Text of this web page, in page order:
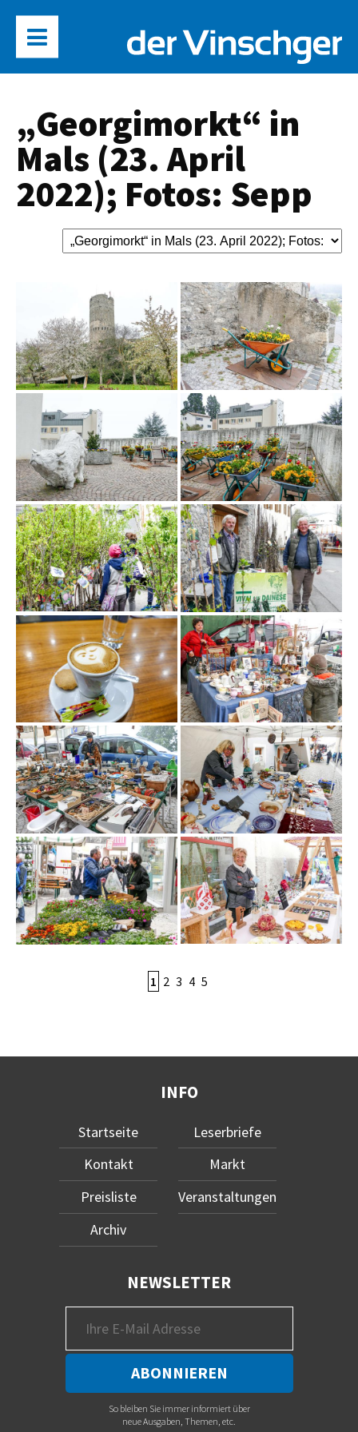
„Georgimorkt“ in
Mals (23. April
2022); Fotos: Sepp
1 2 3 4 5
INFO
Startseite
Kontakt
Preisliste
Archiv
Leserbriefe
Markt
Veranstaltungen
NEWSLETTER
So bleiben Sie immer informiert über
neue Ausgaben, Themen, etc.